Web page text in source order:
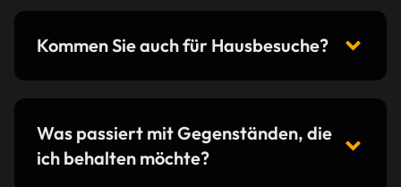
Kommen Sie auch für Hausbesuche?
Was passiert mit Gegenständen, die
ich behalten möchte?